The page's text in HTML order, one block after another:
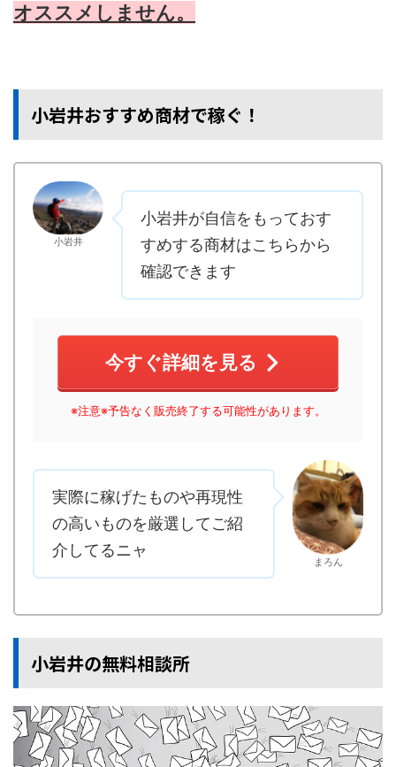
オススメしません。
小岩井おすすめ商材で稼ぐ！
小岩井
小岩井が自信をもっておす
すめする商材はこちらから
確認できます
今すぐ詳細を見る
※注意※予告なく販売終了する可能性があります。
実際に稼げたものや再現性
の高いものを厳選してご紹
介してるニャ
まろん
小岩井の無料相談所